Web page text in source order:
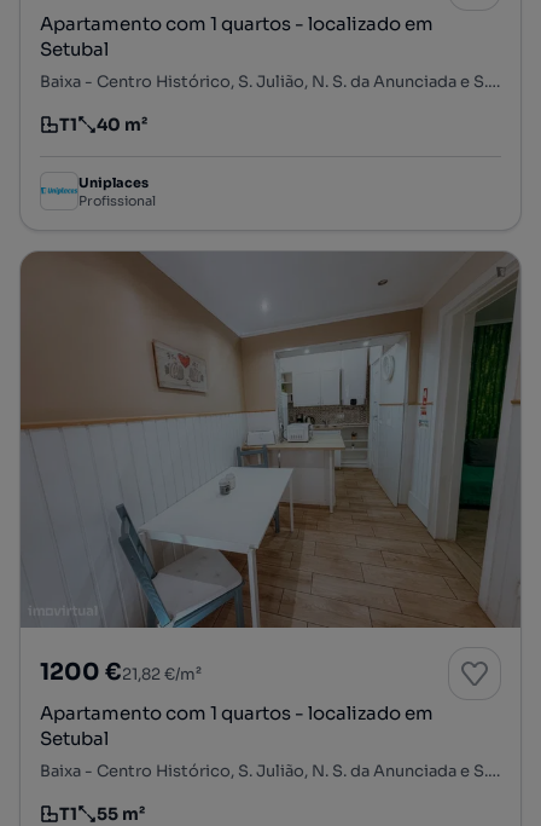
Apartamento com 1 quartos - localizado em
Setubal
Baixa - Centro Histórico, S. Julião, N. S. da Anunciada e S. Maria da Graça, Setúbal, Setúbal
Tipologia
T1
Preço por metro quadrado
40 m²
Uniplaces
Profissional
1200 €21,82 €/m²
Apartamento com 1 quartos - localizado em
Setubal
Baixa - Centro Histórico, S. Julião, N. S. da Anunciada e S. Maria da Graça, Setúbal, Setúbal
T1 55 m²